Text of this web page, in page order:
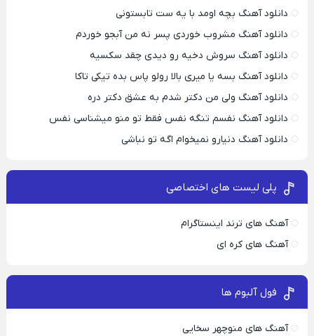
دانلود آهنگ بچه اومد با یه ست تابستونی
دانلود آهنگ مشروب خوردی پسر نه من آبجو خوردم
دانلود آهنگ سروش دخیه رو دیدی چقد سکسیه
دانلود آهنگ بسه یا میری بالا رولو پاس بده تیکی تاکا
دانلود آهنگ ولی من دکتر شدم به عشق دکتر دره
دانلود آهنگ نفسم تنگه نفس فقط تو منو میشناسی نفس
دانلود آهنگ دنیارو نمیخوام اگه تو نباشی
پلی لیست های اختصاصی
آهنگ های ترند اینستاگرام
آهنگ های کره ای
فول آلبوم ها
آهنگ های منوچهر سخایی